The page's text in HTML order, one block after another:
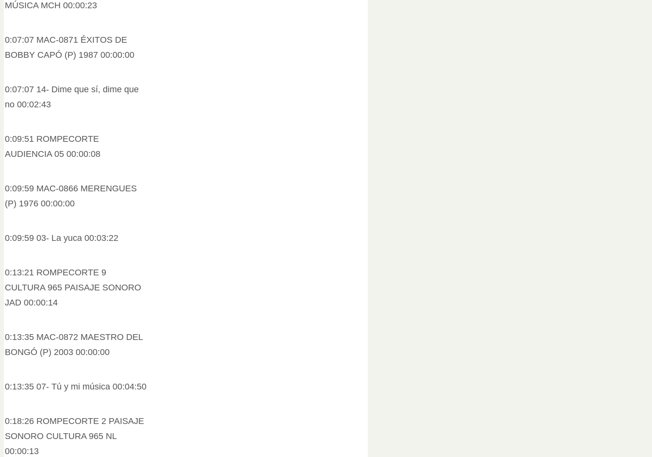
MÚSICA MCH 00:00:23
0:07:07 MAC-0871 ÉXITOS DE
BOBBY CAPÓ (P) 1987 00:00:00
0:07:07 14- Dime que sí, dime que
no 00:02:43
0:09:51 ROMPECORTE
AUDIENCIA 05 00:00:08
0:09:59 MAC-0866 MERENGUES
(P) 1976 00:00:00
0:09:59 03- La yuca 00:03:22
0:13:21 ROMPECORTE 9
CULTURA 965 PAISAJE SONORO
JAD 00:00:14
0:13:35 MAC-0872 MAESTRO DEL
BONGÓ (P) 2003 00:00:00
0:13:35 07- Tú y mi música 00:04:50
0:18:26 ROMPECORTE 2 PAISAJE
SONORO CULTURA 965 NL
00:00:13